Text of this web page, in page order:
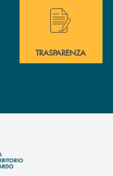
immediata?
Hai bisogno di
TRASPARENZA